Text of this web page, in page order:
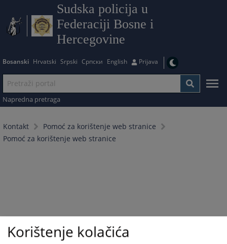
Sudska policija u
Federaciji Bosne i
Hercegovine
Bosanski Hrvatski Srpski Српски English Prijava
Napredna pretraga
Kontakt
Pomoć za korištenje web stranice
Pomoć za korištenje web stranice
Korištenje kolačića